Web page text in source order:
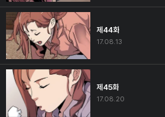
제44화
17.08.13
제45화
17.08.20